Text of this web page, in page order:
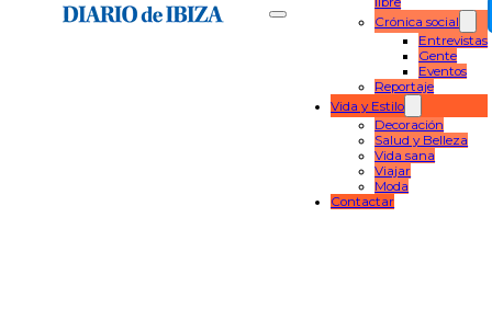
Crónica social
Entrevistas
Gente
Eventos
Reportaje
Vida y Estilo
Decoración
Salud y Belleza
Vida sana
Viajar
Moda
Contactar